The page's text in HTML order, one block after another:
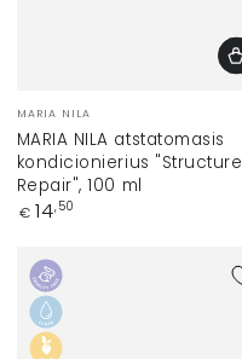
Prekinis
ženklas:
MARIA NILA
MARIA NILA atstatomasis
kondicionierius "Structure
Repair", 100 ml
Įprasta
€ 14,50